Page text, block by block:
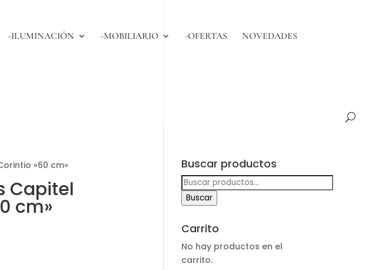
-ILUMINACIÓN -MOBILIARIO -OFERTAS NOVEDADES
«60 cm»
Capitel
cm»
Buscar productos
Buscar
por:
Buscar
Carrito
No hay productos en el
carrito.